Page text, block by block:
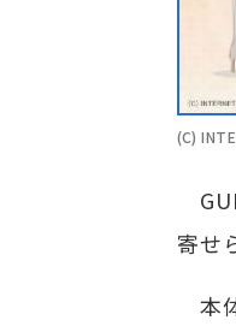
(C)
寄せ
本